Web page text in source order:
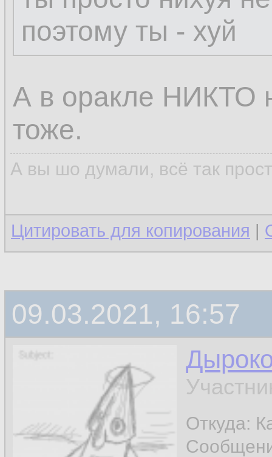
поэтому ты - хуй
А в оракле НИКТО
тоже.
А вы шо думали, всё так
Цитировать для копирования |
09.03.2021, 16:57
Откуда: